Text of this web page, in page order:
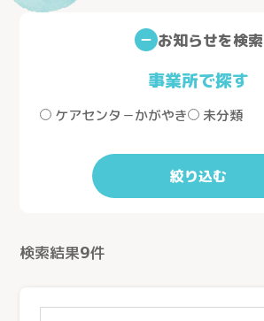
お知らせを検索
事業所で探す
ケアセンタ－かがやき 未分類
絞り込む
検索結果9件